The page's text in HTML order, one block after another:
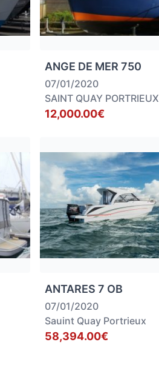
ANGE DE MER 750
07/01/2020
SAINT QUAY PORTRIEUX
12,000.00€
ANTARES 7 OB
07/01/2020
Sauint Quay Portrieux
58,394.00€